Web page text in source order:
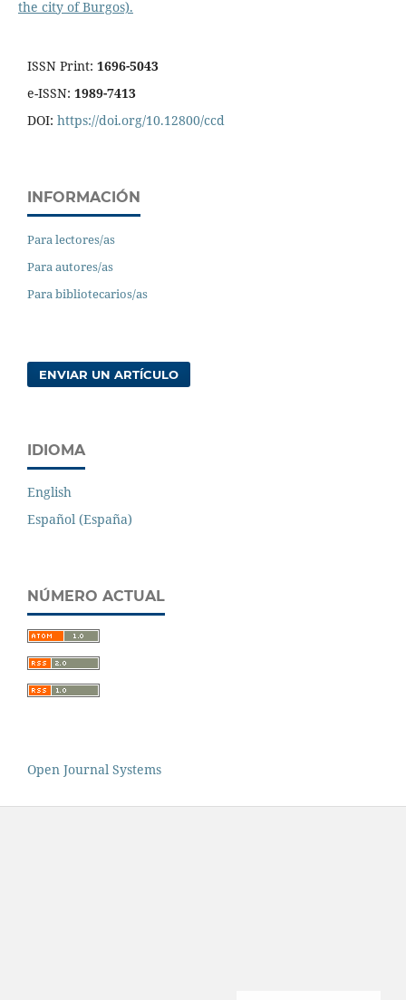
the city of Burgos).
ISSN Print: 1696-5043
e-ISSN: 1989-7413
DOI: https://doi.org/10.12800/ccd
INFORMACIÓN
Para lectores/as
Para autores/as
Para bibliotecarios/as
ENVIAR UN ARTÍCULO
IDIOMA
English
Español (España)
NÚMERO ACTUAL
Open Journal Systems